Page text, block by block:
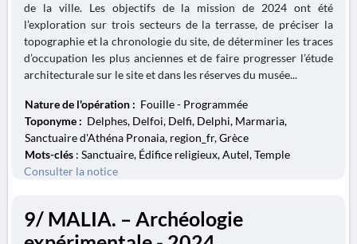
de la ville. Les objectifs de la mission de 2024 ont été
l’exploration sur trois secteurs de la terrasse, de préciser la
topographie et la chronologie du site, de déterminer les traces
d’occupation les plus anciennes et de faire progresser l’étude
architecturale sur le site et dans les réserves du musée...
Nature de l'opération : Fouille - Programmée
Toponyme : Delphes, Delfoi, Delfi, Delphi, Marmaria,
Sanctuaire d'Athéna Pronaia, region_fr, Grèce
Mots-clés : Sanctuaire, Édifice religieux, Autel, Temple
Consulter la notice
9/ MALIA. – Archéologie